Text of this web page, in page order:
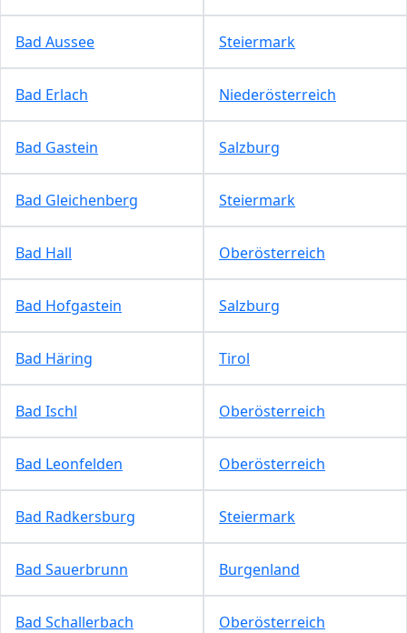
Bad Aussee Steiermark
Bad Erlach Niederösterreich
Bad Gastein Salzburg
Bad Gleichenberg Steiermark
Bad Hall Oberösterreich
Bad Hofgastein Salzburg
Bad Häring Tirol
Bad Ischl Oberösterreich
Bad Leonfelden Oberösterreich
Bad Radkersburg Steiermark
Bad Sauerbrunn Burgenland
Bad Schallerbach Oberösterreich